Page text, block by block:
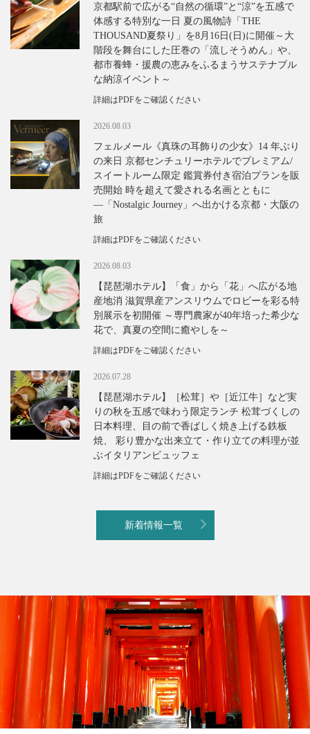
京都駅前で広がる“自然の循環”と“涼”を五感で
体感する特別な一日 夏の風物詩「THE
THOUSAND夏祭り」を8月16日(日)に開催～大
階段を舞台にした圧巻の「流しそうめん」や、
都市養蜂・援農の恵みをふるまうサステナブル
な納涼イベント～
詳細はPDFをご確認ください
2026.08.03
フェルメール《真珠の耳飾りの少女》14 年ぶり
の来日 京都センチュリーホテルでプレミアム/
スイートルーム限定 鑑賞券付き宿泊プランを販
売開始 時を超えて愛される名画とともに
―「Nostalgic Journey」へ出かける京都・大阪の
旅
詳細はPDFをご確認ください
2026.08.03
【琵琶湖ホテル】「食」から「花」へ広がる地
産地消 滋賀県産アンスリウムでロビーを彩る特
別展示を初開催 ～専門農家が40年培った希少な
花で、真夏の空間に癒やしを～
詳細はPDFをご確認ください
2026.07.28
【琵琶湖ホテル】［松茸］や［近江牛］など実
りの秋を五感で味わう限定ランチ 松茸づくしの
日本料理、目の前で香ばしく焼き上げる鉄板
焼、 彩り豊かな出来立て・作り立ての料理が並
ぶイタリアンビュッフェ
詳細はPDFをご確認ください
新着情報一覧